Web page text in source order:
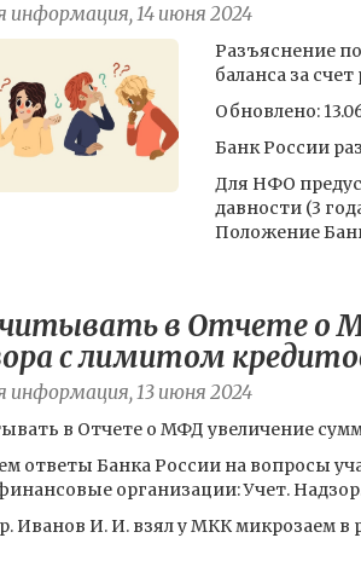
информация, 14 июня 2024
Разъяснение
баланса за
Обновлено:
Банк России
Для НФО
давности (3
Положение
в Отчете о
с лимитом
информация, 13 июня 2024
в Отчете о МФД увеличение
ответы Банка России на вопросы
организации: Учет.
Иванов И. И. взял у МКК микрозаем в